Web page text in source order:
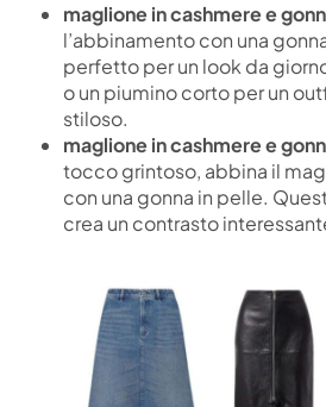
maglione in cashmere e
l’abbinamento con una
perfetto per un look da
o un piumino corto per un
stiloso.
maglione in cashmere e
tocco grintoso, abbina il
con una gonna in pelle.
crea un contrasto